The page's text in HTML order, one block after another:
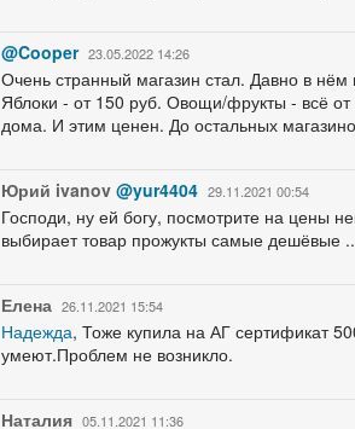
@Cooper 23.05.2022 14:26
Очень странный магазин стал. Давно в
Яблоки - от 150 руб. Овощи/фрукты - всё
дома. И этим ценен. До остальных
Юрий ivanov @yur4404 29.11.2021 00:54
Господи, ну ей богу, посмотрите на цены
выбирает товар прожукты самые дешёвые
Елена 26.11.2021 15:54
Надежда, Тоже купила на АГ сертификат
умеют.Проблем не возникло.
Наталия 05.11.2021 11:36